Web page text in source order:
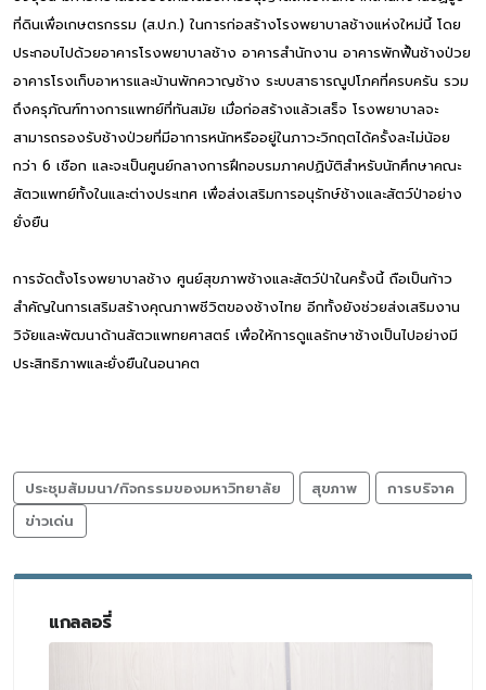
ที่ดินเพื่อเกษตรกรรม (ส.ป.ก.) ในการก่อสร้างโรงพยาบาลช้างแห่งใหม่นี้ โดย
ประกอบไปด้วยอาคารโรงพยาบาลช้าง อาคารสำนักงาน อาคารพักฟื้นช้างป่วย
อาคารโรงเก็บอาหารและบ้านพักควาญช้าง ระบบสาธารณูปโภคที่ครบครัน รวม
ถึงครุภัณฑ์ทางการแพทย์ที่ทันสมัย เมื่อก่อสร้างแล้วเสร็จ โรงพยาบาลจะ
สามารถรองรับช้างป่วยที่มีอาการหนักหรืออยู่ในภาวะวิกฤตได้ครั้งละไม่น้อย
กว่า 6 เชือก และจะเป็นศูนย์กลางการฝึกอบรมภาคปฏิบัติสำหรับนักศึกษาคณะ
สัตวแพทย์ทั้งในและต่างประเทศ เพื่อส่งเสริมการอนุรักษ์ช้างและสัตว์ป่าอย่าง
ยั่งยืน
การจัดตั้งโรงพยาบาลช้าง ศูนย์สุขภาพช้างและสัตว์ป่าในครั้งนี้ ถือเป็นก้าว
สำคัญในการเสริมสร้างคุณภาพชีวิตของช้างไทย อีกทั้งยังช่วยส่งเสริมงาน
วิจัยและพัฒนาด้านสัตวแพทยศาสตร์ เพื่อให้การดูแลรักษาช้างเป็นไปอย่างมี
ประสิทธิภาพและยั่งยืนในอนาคต
ประชุมสัมมนา/กิจกรรมของมหาวิทยาลัย สุขภาพ
การบริจาค
ข่าวเด่น
แกลลอรี่